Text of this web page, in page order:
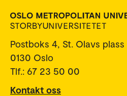
Postboks 4, St. Olavs plass
0130 Oslo
Tlf.: 67 23 50 00
Kontakt oss